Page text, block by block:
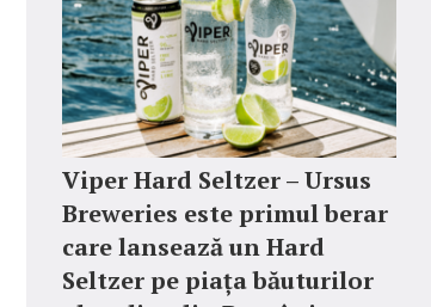
Viper Hard Seltzer – Ursus
Breweries este primul berar
care lansează un Hard
Seltzer pe piața băuturilor